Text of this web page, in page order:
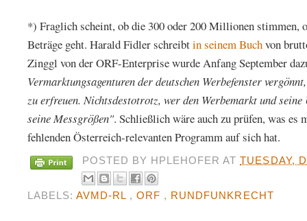
*) Fraglich scheint, ob die 300 oder 200 Millionen stimmen,
Beträge geht. Harald Fidler schreibtin seinem Buchvon
Zinggl von der ORF-Enterprise wurde Anfang September
Vermarktungsagenturen der deutschen Werbefenster
zu erfreuen. Nichtsdestotrotz, wer den Werbemarkt und seine
seine Messgrößen". Schließlich wäre auch zu prüfen, was es
fehlenden Österreich-relevanten Programm auf sich hat.
POSTED BY HPLEHOFERATTUESDAY,
LABELS:AVMD-RL ,ORF , RUNDFUNKRECHT